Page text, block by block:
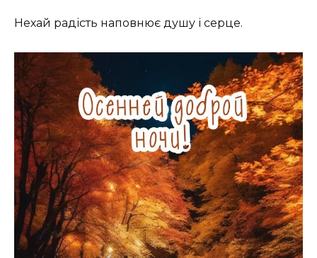
Нехай радість наповнює душу і серце.